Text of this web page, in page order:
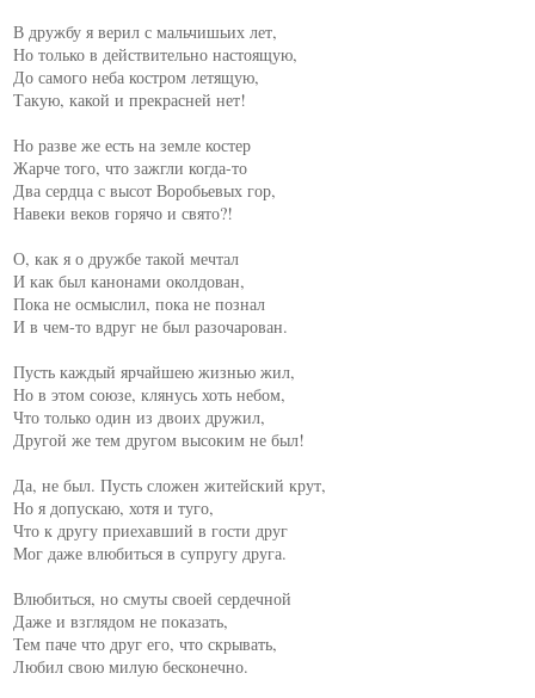
В дружбу я верил с мальчишьих лет,
Но только в действительно настоящую,
До самого неба костром летящую,
Такую, какой и прекрасней нет!
Но разве же есть на земле костер
Жарче того, что зажгли когда-то
Два сердца с высот Воробьевых гор,
Навеки веков горячо и свято?!
О, как я о дружбе такой мечтал
И как был канонами околдован,
Пока не осмыслил, пока не познал
И в чем-то вдруг не был разочарован.
Пусть каждый ярчайшею жизнью жил,
Но в этом союзе, клянусь хоть небом,
Что только один из двоих дружил,
Другой же тем другом высоким не был!
Да, не был. Пусть сложен житейский крут,
Но я допускаю, хотя и туго,
Что к другу приехавший в гости друг
Мог даже влюбиться в супругу друга.
Влюбиться, но смуты своей сердечной
Даже и взглядом не показать,
Тем паче что друг его, что скрывать,
Любил свою милую бесконечно.